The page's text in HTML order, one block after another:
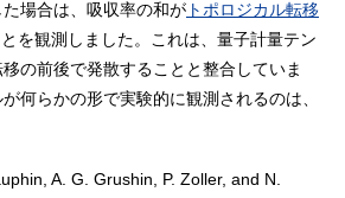
場合は、吸収率の和が トポロジカル転移
を観測しました。これは、量子計量テン
の前後で発散することと整合していま
何らかの形で実験的に観測されるのは、
A. G. Grushin, P. Zoller, and N.